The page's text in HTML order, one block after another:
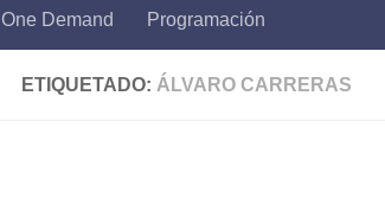
One Demand Programación
ETIQUETADO: ÁLVARO CARRERAS